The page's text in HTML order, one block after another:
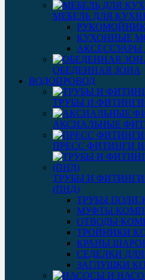
МЕБЕЛЬ ДЛЯ
КУХОННЫЕ
ОБЕДЕННАЯ ЗОНА
ВОДОПРОВОД
ТРУБЫ И
АКСИАЛЬНЫЕ
ПРЕСС ФИТИНГИ
ТРУБЫ И
(ПНД)
ТРУБЫ
МУФТЫ
ОТВОДЫ
ТРОЙНИКИ
КРАНЫ
СЕДЕЛКИ ДЛЯ
ЗАГЛУШКИ